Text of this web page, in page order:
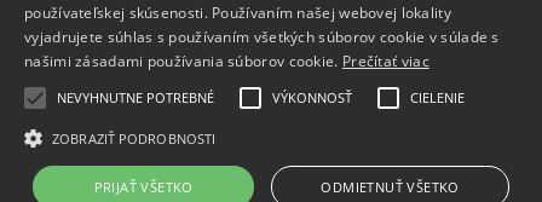
Info
Dodanie tovaru
používateľskej skúsenosti. Používaním našej webovej lokality
vyjadrujete súhlas s používaním všetkých súborov cookie v súlade s
našimi zásadami používania súborov cookie. Prečítať viac
NEVYHNUTNE POTREBNÉ VÝKONNOSŤ CIELENIE
ZOBRAZIŤ PODROBNOSTI
PRIJAŤ VŠETKO ODMIETNUŤ VŠETKO